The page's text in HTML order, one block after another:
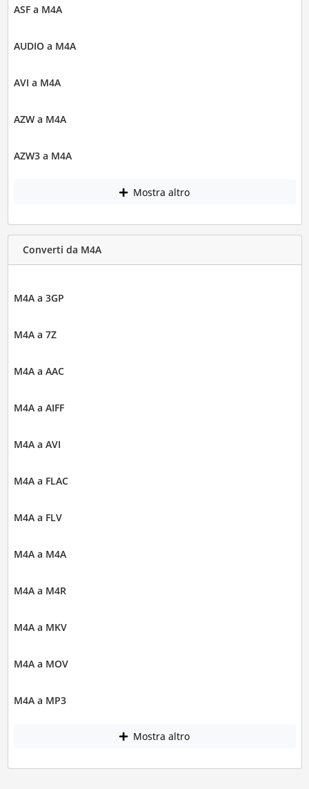
ASF a M4A
AUDIO a M4A
AVI a M4A
AZW a M4A
AZW3 a M4A
Mostra altro
Converti da M4A
M4A a 3GP
M4A a 7Z
M4A a AAC
M4A a AIFF
M4A a AVI
M4A a FLAC
M4A a FLV
M4A a M4A
M4A a M4R
M4A a MKV
M4A a MOV
M4A a MP3
Mostra altro